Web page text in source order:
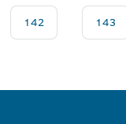
142 143